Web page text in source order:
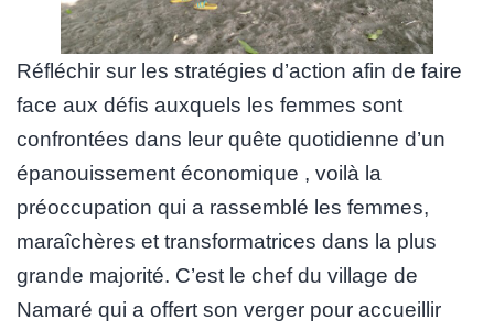
Réfléchir sur les stratégies d’action afin de faire
face aux défis auxquels les femmes sont
confrontées dans leur quête quotidienne d’un
épanouissement économique , voilà la
préoccupation qui a rassemblé les femmes,
maraîchères et transformatrices dans la plus
grande majorité. C’est le chef du village de
Namaré qui a offert son verger pour accueillir